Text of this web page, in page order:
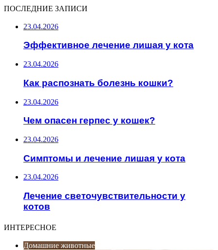
ПОСЛЕДНИЕ ЗАПИСИ
23.04.2026
Эффективное лечение лишая у кота
23.04.2026
Как распознать болезнь кошки?
23.04.2026
Чем опасен герпес у кошек?
23.04.2026
Симптомы и лечение лишая у кота
23.04.2026
Лечение светочувствительности у
котов
ИНТЕРЕСНОЕ
Домашние животные